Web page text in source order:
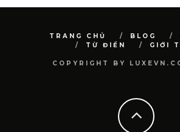
TRANG CHỦ BLOG
TỪ ĐIỂN
GIỚI
COPYRIGHT BY